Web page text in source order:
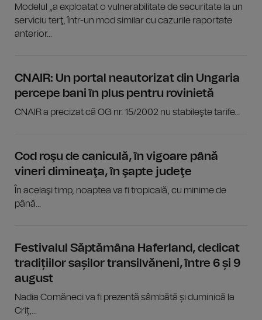
Modelul „a exploatat o vulnerabilitate de securitate la un
serviciu terţ, într-un mod similar cu cazurile raportate
anterior...
CNAIR: Un portal neautorizat din Ungaria
percepe bani în plus pentru rovinietă
CNAIR a precizat că OG nr. 15/2002 nu stabileşte tarife...
Cod roşu de caniculă, în vigoare până
vineri dimineaţa, în şapte judeţe
În acelaşi timp, noaptea va fi tropicală, cu minime de
până...
Festivalul Săptămâna Haferland, dedicat
tradițiilor sașilor transilvăneni, între 6 și 9
august
Nadia Comăneci va fi prezentă sâmbătă și duminică la
Criț,...